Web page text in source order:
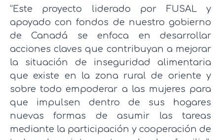
“Este proyecto liderado por FUSAL y
apoyado con fondos de nuestro gobierno
de Canadá se enfoca en desarrollar
acciones claves que contribuyan a mejorar
la situación de inseguridad alimentaria
que existe en la zona rural de oriente y
sobre todo empoderar a las mujeres para
que impulsen dentro de sus hogares
nuevas formas de asumir las tareas
mediante la participación y cooperación de